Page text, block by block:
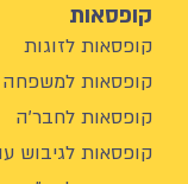
קופסאות
קופסאות לזוגות
קופסאות למשפחה
קופסאות לחבר'ה
קופסאות לגיבוש